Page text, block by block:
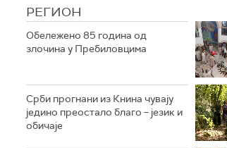
РЕГИОН
Обележено 85 година од
злочина у Пребиловцима
Срби прогнани из Книна чувају
једино преостало благо – језик и
обичаје